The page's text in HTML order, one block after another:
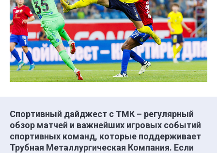
Спортивный дайджест с ТМК – регулярный
обзор матчей и важнейших игровых событий
спортивных команд, которые поддерживает
Трубная Металлургическая Компания. Если